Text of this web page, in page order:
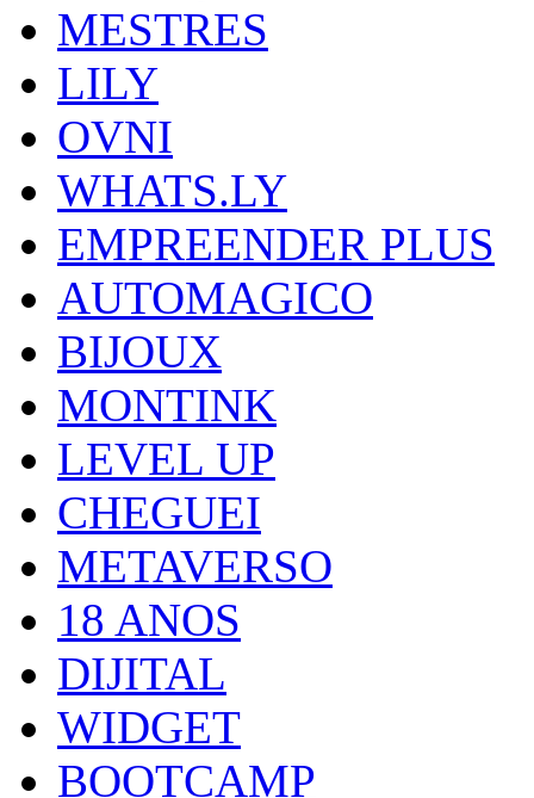
MESTRES
LILY
OVNI
WHATS.LY
EMPREENDER PLUS
AUTOMAGICO
BIJOUX
MONTINK
LEVEL UP
CHEGUEI
METAVERSO
18 ANOS
DIJITAL
WIDGET
BOOTCAMP